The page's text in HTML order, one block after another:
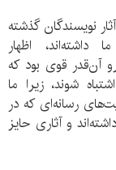
نویسندگان گذشته
اظهار
آن‌قدر قوی بود که
شوند، زیرا ما
دهه 40 و 50 با محدودیت‌های رسانه‌ای که در
و آثاری حایز